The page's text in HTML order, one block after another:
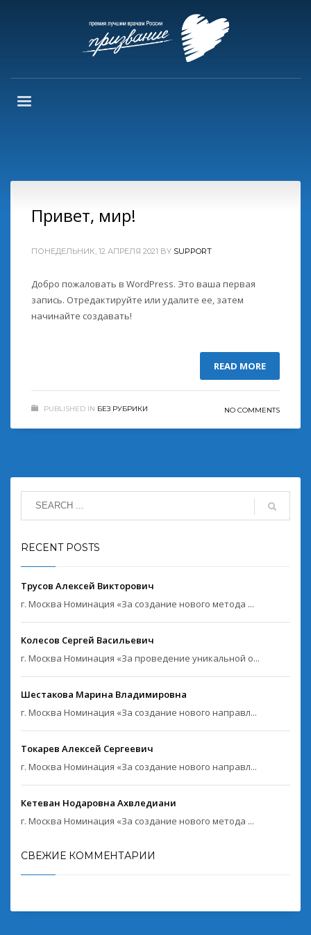
Привет, мир!
ПОНЕДЕЛЬНИК, 12 АПРЕЛЯ 2021 BY SUPPORT
Добро пожаловать в WordPress. Это ваша первая
запись. Отредактируйте или удалите ее, затем
начинайте создавать!
READ MORE
PUBLISHED IN БЕЗ РУБРИКИ NO COMMENTS
RECENT POSTS
Трусов Алексей Викторович
г. Москва Номинация «За создание нового метода ...
Колесов Сергей Васильевич
г. Москва Номинация «За проведение уникальной о...
Шестакова Марина Владимировна
г. Москва Номинация «За создание нового направл...
Токарев Алексей Сергеевич
г. Москва Номинация «За создание нового направл...
Кетеван Нодаровна Ахвледиани
г. Москва Номинация «За создание нового метода ...
СВЕЖИЕ КОММЕНТАРИИ